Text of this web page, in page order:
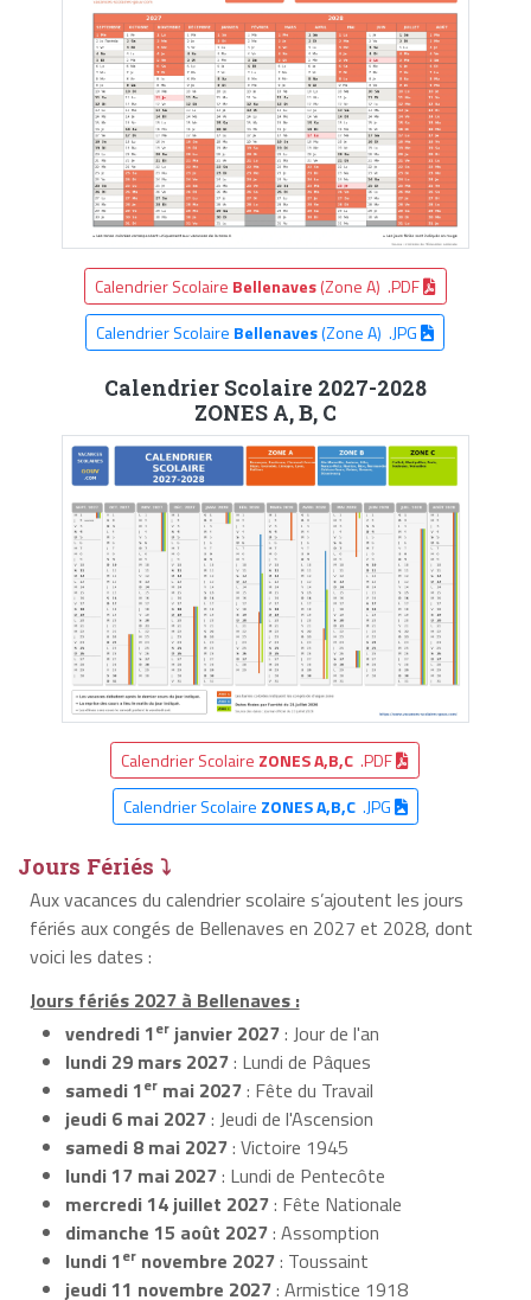
Calendrier Scolaire Bellenaves(Zone A) .PDF
Calendrier Scolaire Bellenaves(Zone A) .JPG
Calendrier Scolaire 2027-2028
ZONES A, B, C
Calendrier Scolaire ZONES A,B,C .PDF
Calendrier Scolaire ZONES A,B,C.JPG
Jours Fériés ⤵
Aux vacances du calendrier scolaire s’ajoutent les jours
fériés aux congés de Bellenaves en 2027 et 2028, dont
voici les dates :
Jours fériés 2027 à Bellenaves :
vendredi 1er janvier 2027: Jour de l'an
lundi 29 mars 2027: Lundi de Pâques
samedi 1er mai 2027: Fête du Travail
jeudi 6 mai 2027: Jeudi de l'Ascension
samedi 8 mai 2027: Victoire 1945
lundi 17 mai 2027: Lundi de Pentecôte
mercredi 14 juillet 2027: Fête Nationale
dimanche 15 août 2027: Assomption
lundi 1er novembre 2027: Toussaint
jeudi 11 novembre 2027: Armistice 1918